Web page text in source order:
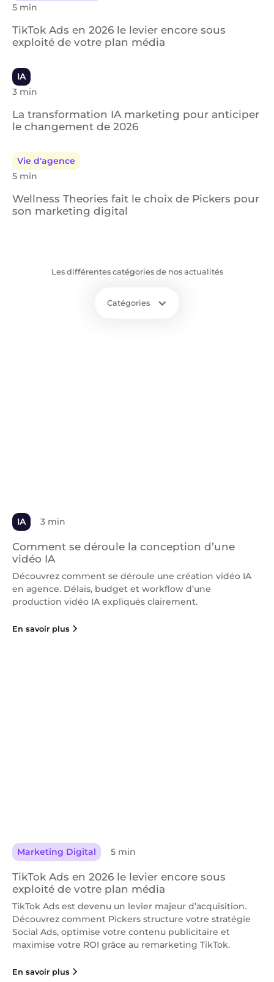
5 min
TikTok Ads en 2026 le levier encore sous
exploité de votre plan média
IA
3 min
La transformation IA marketing pour anticiper
le changement de 2026
Vie d'agence
5 min
Wellness Theories fait le choix de Pickers pour
son marketing digital
Les différentes catégories de nos actualités
Catégories
IA 3 min
Comment se déroule la conception d’une
vidéo IA
Découvrez comment se déroule une création vidéo IA
en agence. Délais, budget et workflow d’une
production vidéo IA expliqués clairement.
En savoir plus
Marketing Digital 5 min
TikTok Ads en 2026 le levier encore sous
exploité de votre plan média
TikTok Ads est devenu un levier majeur d’acquisition.
Découvrez comment Pickers structure votre stratégie
Social Ads, optimise votre contenu publicitaire et
maximise votre ROI grâce au remarketing TikTok.
En savoir plus